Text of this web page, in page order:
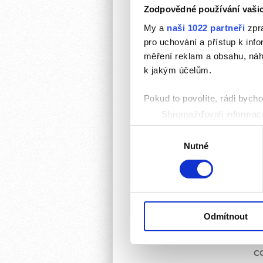
Zodpovědné používání
My a naši 1022 partneři
pro uchování a přístup k
měření reklam a obsahu,
k jakým účelům.
Pokud to povolíte, rádi
Shromažďovali
Identifikovali vaše
Zjistěte více o tom, jak
tyto údaje mohou
Nutné
Odmítnout